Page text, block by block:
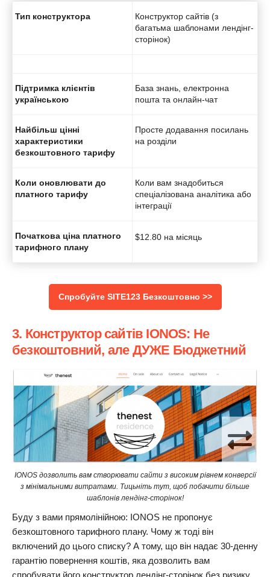
Тип конструктора
Конструктор сайтів (з
багатьма шаблонами лендінг-
сторінок)
Підтримка клієнтів
українською
База знань, електронна
пошта та онлайн-чат
Найбільш цінні
характеристики
безкоштовного тарифу
Просте додавання посилань
на розділи
Коли оновлювати до
платного тарифу
Коли вам знадобиться
спеціалізована аналітика або
інтеграції
Початкова ціна платного
тарифного плану
$12.80 на місяць
‌‌Спробуйте SITE123 Безкоштовно >>
3. Конструктор сайтів IONOS: Не
безкоштовний, але ДУЖЕ Бюджетний
IONOS дозволить вам створювати сайти з високим рівнем конверсії
з мінімальними витратами. Тицьніть тут, щоб побачити більше
шаблонів лендінг-сторінок!
Буду з вами прямолінійною: IONOS не пропонує
безкоштовного тарифного плану. Чому ж тоді він
включений до цього списку? А тому, що він надає 30-денну
гарантію повернення коштів, яка дозволить вам
спробувати його конструктор лендінг-сторінок без ризику